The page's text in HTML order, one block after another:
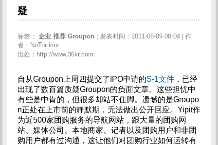
疑
标签： 企业 推荐 Groupon
| 发表时间：2011-06-09 08:04 | 作
者：NoTor imx
出处：http://www.36kr.com
自从Groupon上周四提交了IPO申请的S-1文件，已经
出现了数百篇质疑Groupon的负面文章。这些担忧中
有些是中肯的，但很多却站不住脚。遗憾的是Groupo
n正处在上市前的静默期，无法做出公开回应。Yipit作
为近500家团购服务的导航网站，跟大量的团购网
站、媒体公司、本地商家、记者以及团购用户和非团
购用户都有过沟通，这让他们对团购行业如何运转有